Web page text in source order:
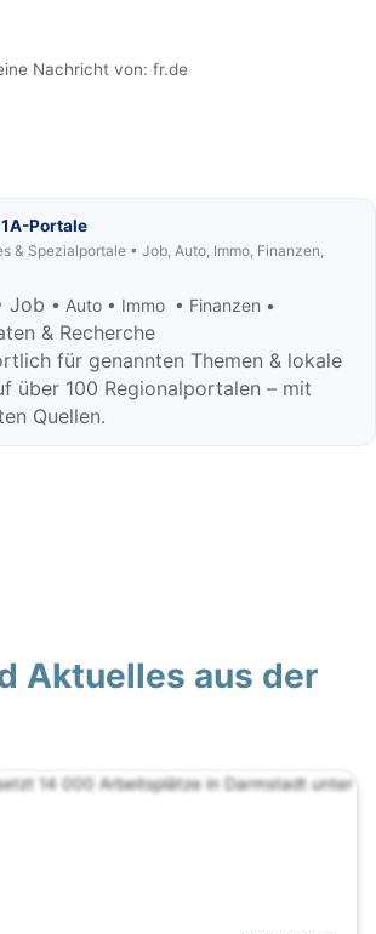
Nachricht von: fr.de
Portale
& Spezialportale • Job, Auto, Immo, Finanzen,
Job • Auto • Immo • Finanzen •
& Recherche
für genannten Themen & lokale
über 100 Regionalportalen – mit
Quellen.
Aktuelles aus der